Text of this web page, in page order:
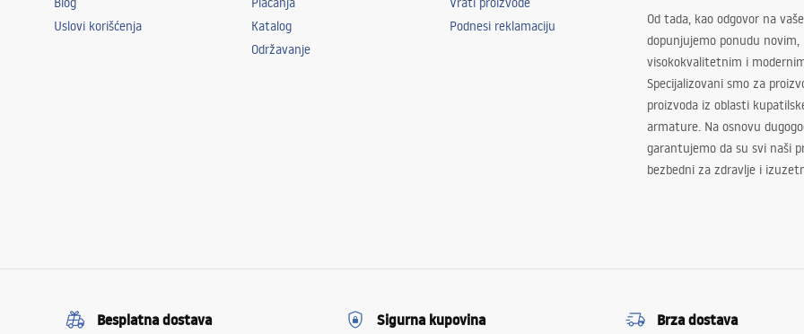
Uslovi korišćenja
Katalog
Održavanje
Podnesi reklamaciju
Od tada, kao odgovor na
dopunjujemo ponudu novim,
visokokvalitetnim i
Specijalizovani smo za
proizvoda iz oblasti
armature. Na osnovu
garantujemo da su svi naši
bezbedni za zdravlje i
Besplatna dostava Sigurna kupovina Brza dostava